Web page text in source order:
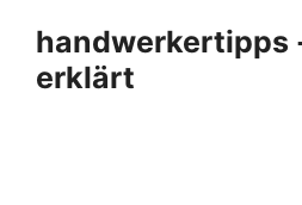
Inhalt
springen
handwerkertipps
erklärt